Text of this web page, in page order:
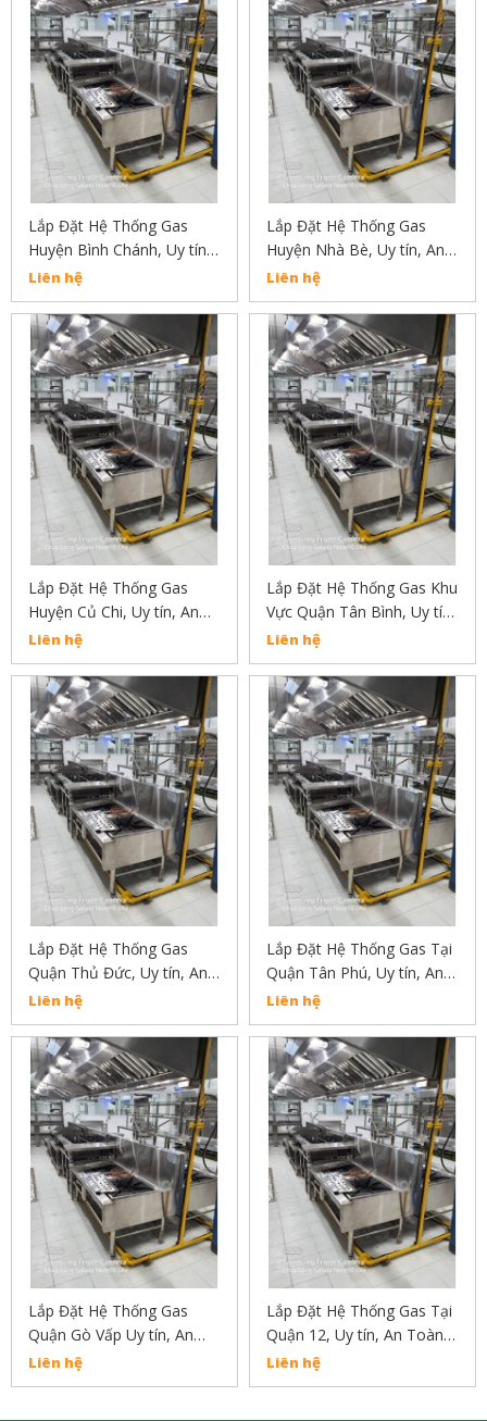
Lắp Đặt Hệ Thống Gas
Huyện Bình Chánh, Uy tín,
An Toàn, Chất Lượng Liên
Hẹ : 02838304030
Liên hệ
Lắp Đặt Hệ Thống Gas
Huyện Nhà Bè, Uy tín, An
Toàn, Chất Lượng Liên Hệ
02838304030
Liên hệ
Lắp Đặt Hệ Thống Gas
Huyện Củ Chi, Uy tín, An
Toàn, Chất Lượng Liên Hệ:
02838304030
Liên hệ
Lắp Đặt Hệ Thống Gas Khu
Vực Quận Tân Bình, Uy tín,
An Toàn, Chất Lượng Liên
Hệ: 02838304030
Liên hệ
Lắp Đặt Hệ Thống Gas
Quận Thủ Đức, Uy tín, An
Toàn, Chất Lượng Liên Hệ:
02838304030
Liên hệ
Lắp Đặt Hệ Thống Gas Tại
Quận Tân Phú, Uy tín, An
Toàn, Chất Lượng
Liên hệ
Lắp Đặt Hệ Thống Gas
Quận Gò Vấp Uy tín, An
Toàn, Chất Lượng Liên hệ
02838304030
Liên hệ
Lắp Đặt Hệ Thống Gas Tại
Quận 12, Uy tín, An Toàn,
Chất Lượng Liên Hệ:
02838304030
Liên hệ